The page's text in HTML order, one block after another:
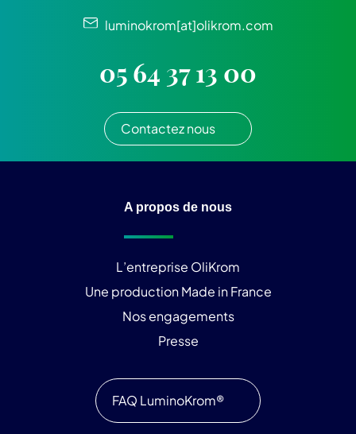
luminokrom[at]olikrom.com
05 64 37 13 00
Contactez nous
A propos de nous
L’entreprise OliKrom
Une production Made in France
Nos engagements
Presse
FAQ LuminoKrom®